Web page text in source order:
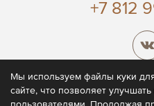
+7 812
Мы используем файлы куки
сайте, что позволяет